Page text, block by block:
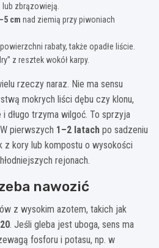
lub zbrązowieją.
cm nad ziemią przy piwoniach
rabaty, także opadłe liście.
z resztek wokół karpy.
rzeczy naraz. Nie ma sensu
mokrych liści dębu czy klonu,
długo trzyma wilgoć. To sprzyja
pierwszych 1–2 latach po sadzeniu
z kory lub kompostu o wysokości
rejonach.
nawozić
z wysokim azotem, takich jak
. Jeśli gleba jest uboga, sens ma
fosforu i potasu, np. w